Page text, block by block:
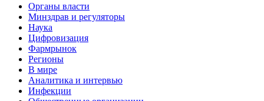
Органы власти
Минздрав и регуляторы
Наука
Цифровизация
Фармрынок
Регионы
В мире
Аналитика и интервью
Инфекции